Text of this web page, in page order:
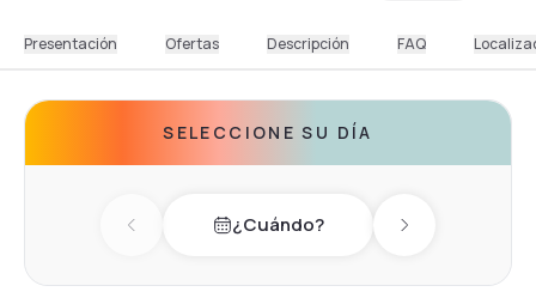
Presentación Ofertas Descripción FAQ
SELECCIONE SU DÍA
Previous day¿Cuándo? Next day